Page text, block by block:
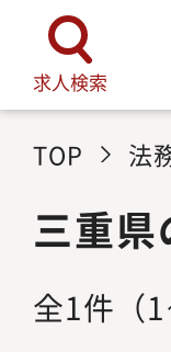
求人検索
TOP 法
三重
全1件 （